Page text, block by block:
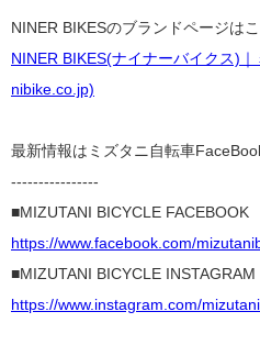
NINER BIKESのブランドページは
NINER BIKES(ナイナーバイクス)
nibike.co.jp)
最新情報はミズタニ自転車
----------------
■MIZUTANI BICYCLE FACEBOOK
https://www.facebook.com/
■MIZUTANI BICYCLE INSTAGRAM
https://www.instagram.com/